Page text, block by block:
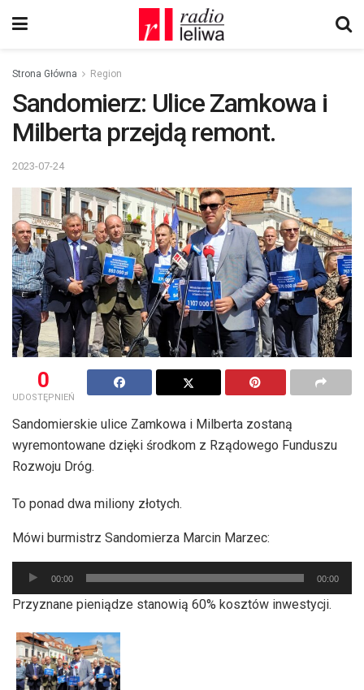
Strona Główna Region
Sandomierz: Ulice Zamkowa i
Milberta przejdą remont.
2023-07-24
0
UDOSTĘPNIEŃ
Sandomierskie ulice Zamkowa i Milberta zostaną
wyremontowane dzięki środkom z Rządowego Funduszu
Rozwoju Dróg.
To ponad dwa miliony złotych.
Mówi burmistrz Sandomierza Marcin Marzec:
Odtwarzacz
plików
dźwiękowych
00:00 00:00
Przyznane pieniądze stanowią 60% kosztów inwestycji.